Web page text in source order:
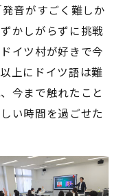
音がすごく難しか
かしがらずに挑戦
イツ村が好きで今
上にドイツ語は難
今まで触れたこと
い時間を過ごせた